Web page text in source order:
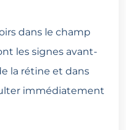
dans le champ
les signes avant-
la rétine et dans
immédiatement